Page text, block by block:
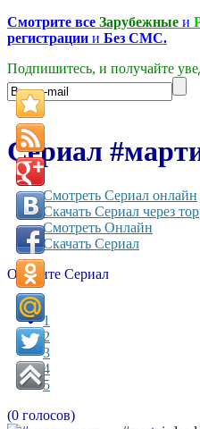
Смотрите все Зарубежные и
регистрации и Без СМС.
Подпишитесь, и получайте
Сериал
Смотреть Сериал онлайн
Скачать Сериал через
Смотреть Онлайн
Скачать Сериал
Оцените Сериал
1
2
3
4
5
(0 голосов)